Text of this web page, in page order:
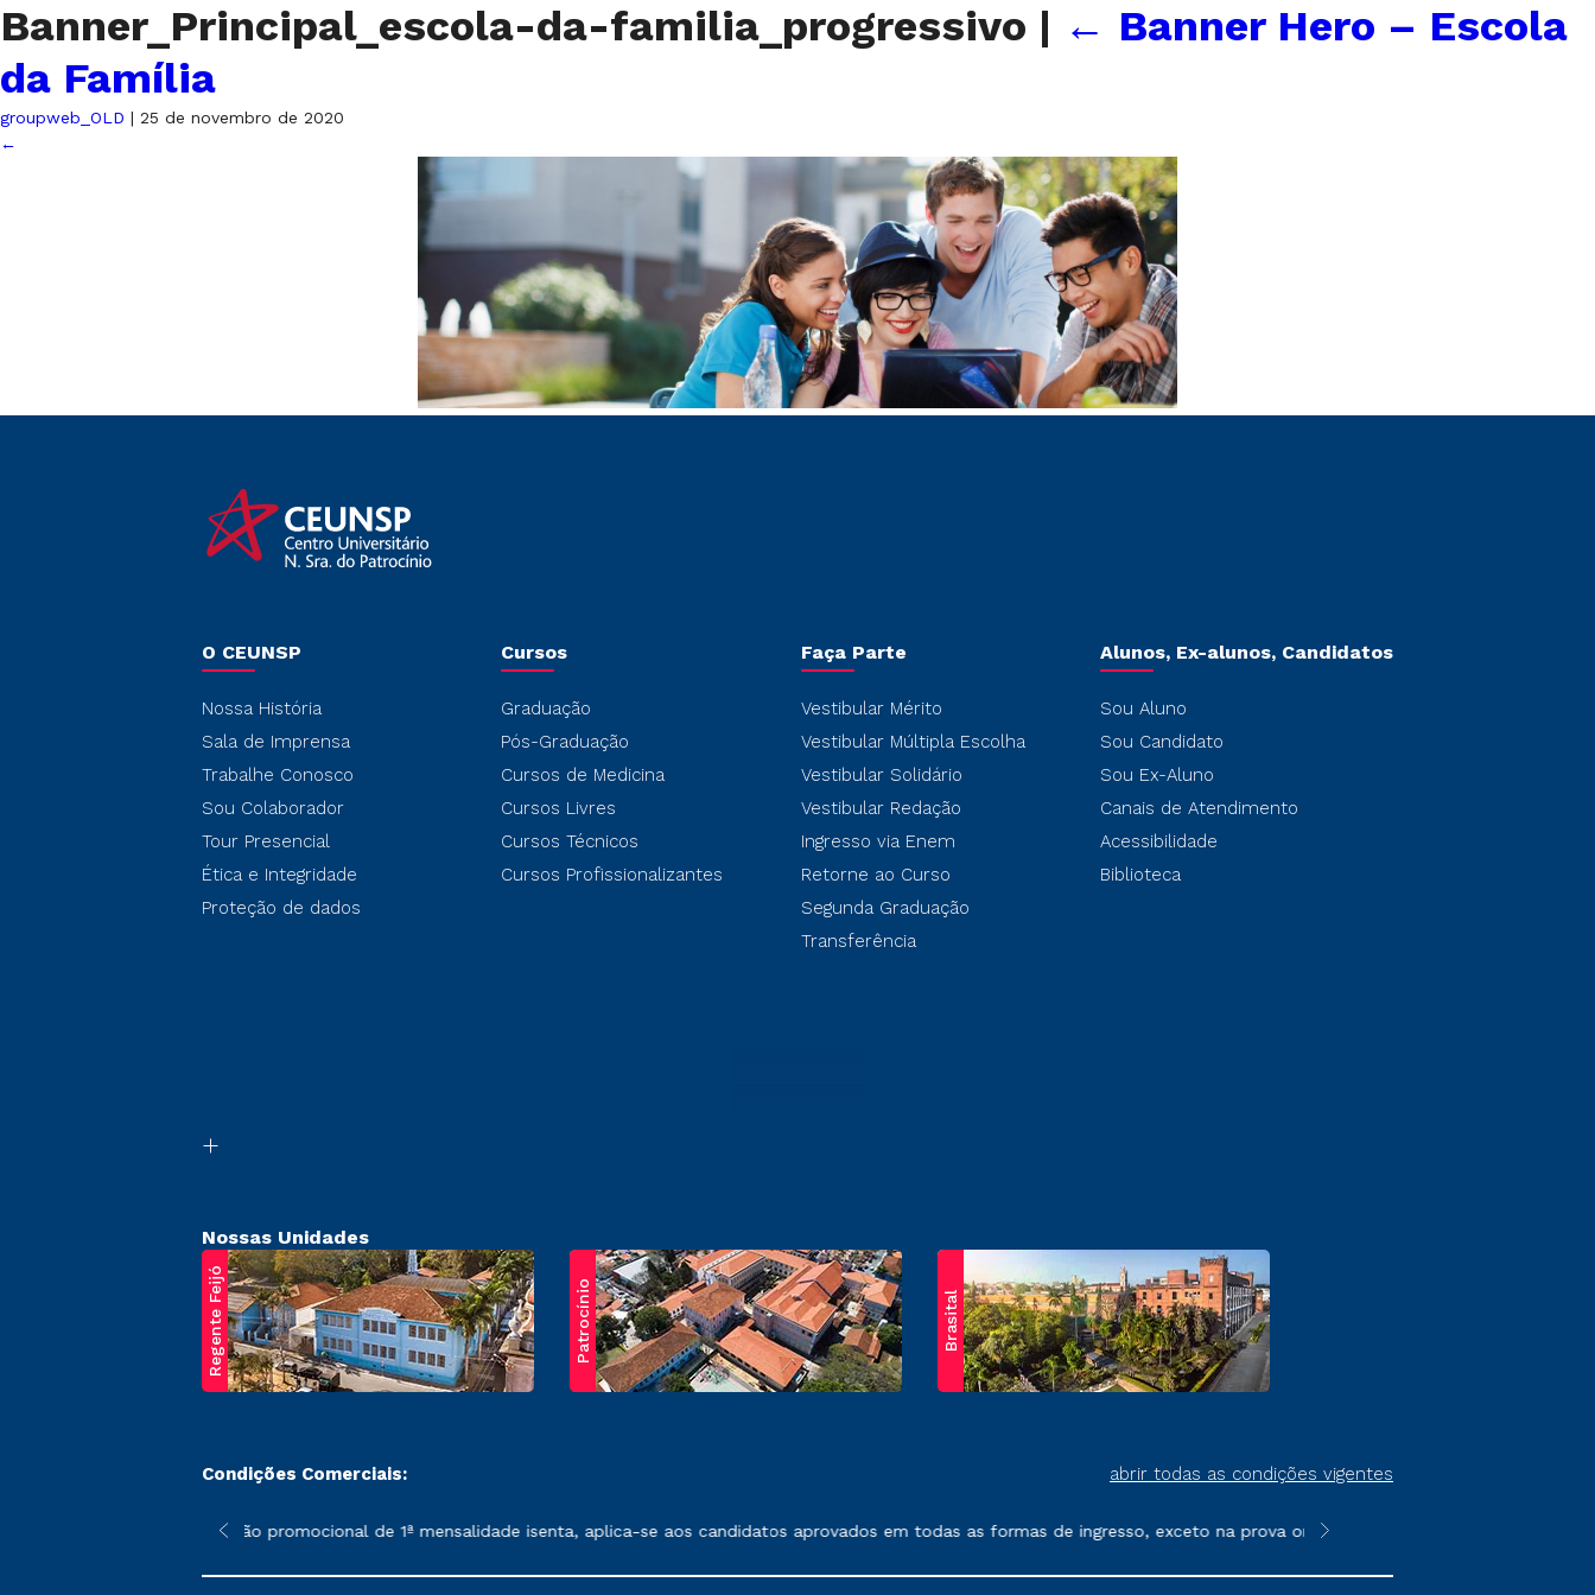
Banner_Principal_escola-da-familia_progressivo | ← Banner Hero – Escola
da Família
groupweb_OLD | 25 de novembro de 2020
←
O CEUNSP
Nossa História
Sala de Imprensa
Trabalhe Conosco
Sou Colaborador
Tour Presencial
Ética e Integridade
Proteção de dados
Cursos
Graduação
Pós-Graduação
Cursos de Medicina
Cursos Livres
Cursos Técnicos
Cursos Profissionalizantes
Faça Parte
Vestibular Mérito
Vestibular Múltipla Escolha
Vestibular Solidário
Vestibular Redação
Ingresso via Enem
Retorne ao Curso
Segunda Graduação
Transferência
Alunos, Ex-alunos, Candidatos
Sou Aluno
Sou Candidato
Sou Ex-Aluno
Canais de Atendimento
Acessibilidade
Biblioteca
Nossas Unidades
Regente Feijó Patrocínio Brasital
Condições Comerciais: abrir todas as condições vigentes
sofrer alterações nos períodos de rematrícula conforme exposto no contrato de prestação de serviços.
*A condição promocional de 1ª mensalidade isenta, aplica-se aos candidatos aprovados em todas as formas de ingresso, exceto na prova on-line ou agendada, que ofertam
**Semipresencial é um formato do